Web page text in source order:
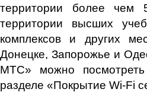
территории более чем
территории высших
комплексов и других
Донецке, Запорожье и
МТС» можно посмотреть
разделе «Покрытие Wi-Fi